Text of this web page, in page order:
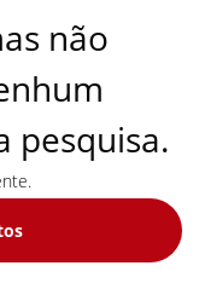
não
pesquisa.